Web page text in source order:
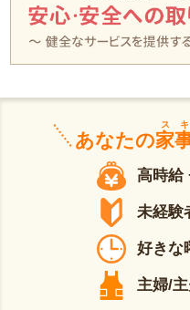
あなたの家
ス
高時給
未経験
好きな
主婦/